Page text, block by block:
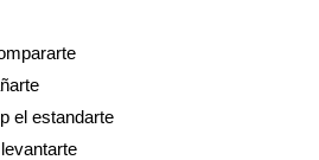
el estandarte